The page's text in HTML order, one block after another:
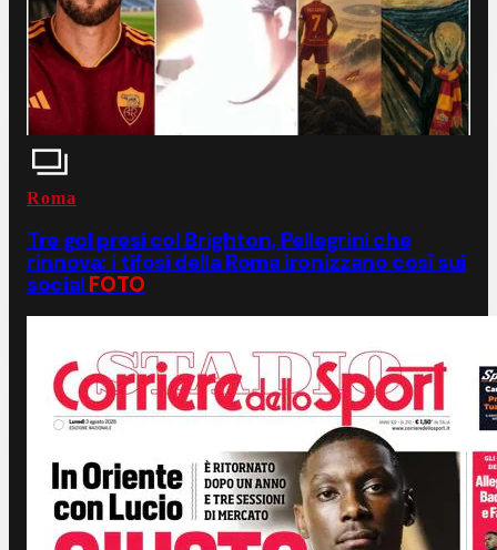
Roma
Tre gol presi col Brighton, Pellegrini che
rinnova: i tifosi della Roma ironizzano così sui
social FOTO